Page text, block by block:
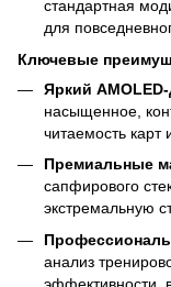
стандартная
для
Ключевые
Яркий
насыщенное,
читаемость
Премиальные
сапфирового
экстремальную
анализ
эффективности,